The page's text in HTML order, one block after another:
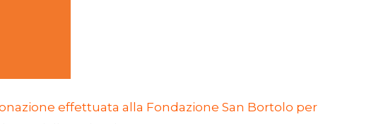
effettuata alla Fondazione San Bortolo per